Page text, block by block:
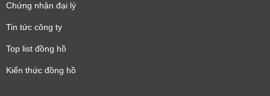
Chứng nhận đại lý
Tin tức công ty
Top list đồng hồ
Kiến thức đồng hồ